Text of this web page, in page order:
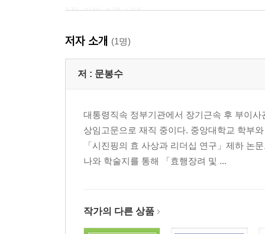
1절. 지방 소멸 시대
4장 노인안전의 작동
1절. 노인안전의 기능
2부 노인안보의 탄생
1장 인간안보 시대의 도래
1절. 기존의 안보 개념
2장 국가의 책임 확인
1절. 국가의 기능
저자 소개 (1명)
저 : 문봉수
대통령직속 정부기관에서 장기근속 후 부이
상임고문으로 재직 중이다. 중앙대학교 학부
「시진핑의 효 사상과 리더십 연구」제하 논
나와 학술지를 통해 「효행장려 및 ...
작가의 다른 상품